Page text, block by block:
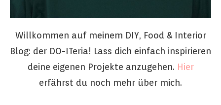
Willkommen auf meinem DIY, Food & Interior
Blog: der DO-ITeria! Lass dich einfach inspirieren
deine eigenen Projekte anzugehen. Hier
erfährst du noch mehr über mich.